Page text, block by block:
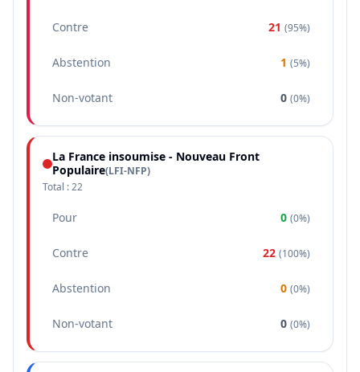
Contre 21 (95%)
Abstention 1 (5%)
Non-votant 0 (0%)
La France insoumise - Nouveau Front
Populaire(LFI-NFP)
Total :22
Pour 0 (0%)
Contre 22 (100%)
Abstention 0 (0%)
Non-votant 0 (0%)